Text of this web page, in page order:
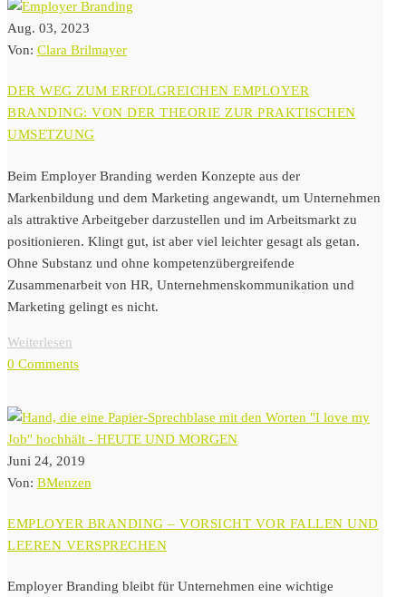
Aug. 03, 2023
Von: Clara Brilmayer
DER WEG ZUM ERFOLGREICHEN EMPLOYER
BRANDING: VON DER THEORIE ZUR PRAKTISCHEN
UMSETZUNG
Beim Employer Branding werden Konzepte aus der
Markenbildung und dem Marketing angewandt, um Unternehmen
als attraktive Arbeitgeber darzustellen und im Arbeitsmarkt zu
positionieren. Klingt gut, ist aber viel leichter gesagt als getan.
Ohne Substanz und ohne kompetenzübergreifende
Zusammenarbeit von HR, Unternehmenskommunikation und
Marketing gelingt es nicht.
Weiterlesen
0 Comments
Juni 24, 2019
Von: BMenzen
EMPLOYER BRANDING – VORSICHT VOR FALLEN UND
LEEREN VERSPRECHEN
Employer Branding bleibt für Unternehmen eine wichtige